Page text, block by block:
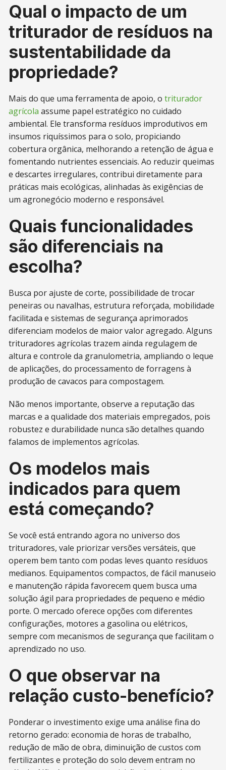
Qual o impacto de um
triturador de resíduos na
sustentabilidade da
propriedade?
Mais do que uma ferramenta de apoio, otriturador
agrícola assume papel estratégico no cuidado
ambiental. Ele transforma resíduos improdutivos em
insumos riquíssimos para o solo, propiciando
cobertura orgânica, melhorando a retenção de água e
fomentando nutrientes essenciais. Ao reduzir queimas
e descartes irregulares, contribui diretamente para
práticas mais ecológicas, alinhadas às exigências de
um agronegócio moderno e responsável.
Quais funcionalidades
são diferenciais na
escolha?
Busca por ajuste de corte, possibilidade de trocar
peneiras ou navalhas, estrutura reforçada, mobilidade
facilitada e sistemas de segurança aprimorados
diferenciam modelos de maior valor agregado. Alguns
trituradores agrícolas trazem ainda regulagem de
altura e controle da granulometria, ampliando o leque
de aplicações, do processamento de forragens à
produção de cavacos para compostagem.
Não menos importante, observe a reputação das
marcas e a qualidade dos materiais empregados, pois
robustez e durabilidade nunca são detalhes quando
falamos de implementos agrícolas.
Os modelos mais
indicados para quem
está começando?
Se você está entrando agora no universo dos
trituradores, vale priorizar versões versáteis, que
operem bem tanto com podas leves quanto resíduos
medianos. Equipamentos compactos, de fácil manuseio
e manutenção rápida favorecem quem busca uma
solução ágil para propriedades de pequeno e médio
porte. O mercado oferece opções com diferentes
configurações, motores a gasolina ou elétricos,
sempre com mecanismos de segurança que facilitam o
aprendizado no uso.
O que observar na
relação custo-benefício?
Ponderar o investimento exige uma análise fina do
retorno gerado: economia de horas de trabalho,
redução de mão de obra, diminuição de custos com
fertilizantes e proteção do solo devem entram no